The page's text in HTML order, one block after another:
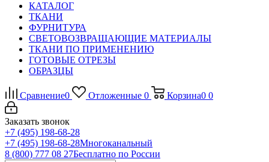
КАТАЛОГ
ТКАНИ
ФУРНИТУРА
СВЕТОВОЗВРАЩАЮЩИЕ МАТЕРИАЛЫ
ТКАНИ ПО ПРИМЕНЕНИЮ
ГОТОВЫЕ ОТРЕЗЫ
ОБРАЗЦЫ
Сравнение0 Отложенные 0 Корзина0 0
Заказать звонок
+7 (495) 198-68-28
+7 (495) 198-68-28Многоканальный
8 (800) 777 08 27Бесплатно по России